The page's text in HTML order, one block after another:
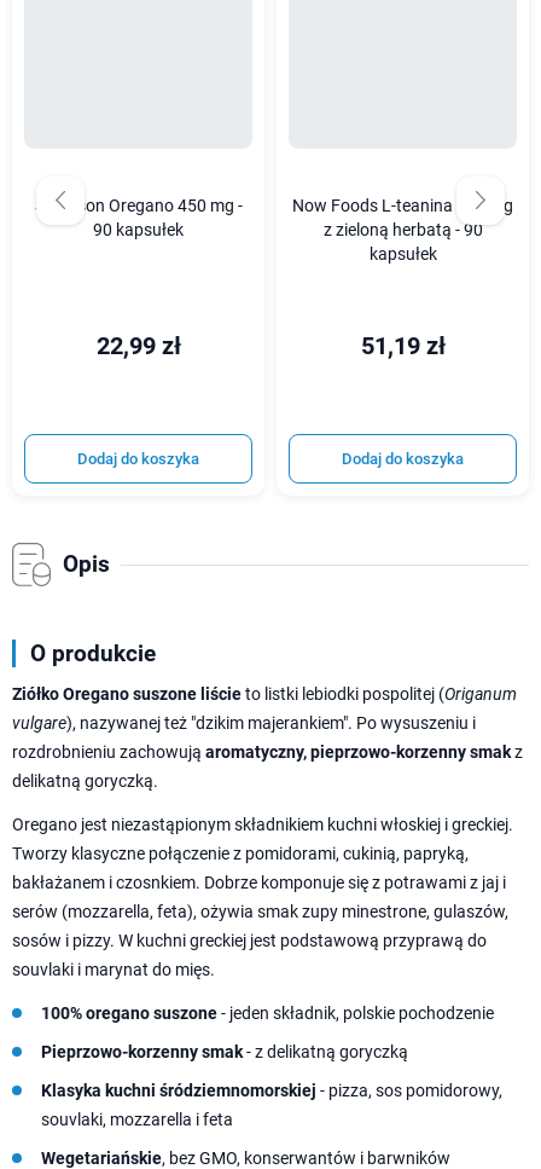
Swanson Oregano 450 mg -
90 kapsułek
22,99 zł
Dodaj do koszyka
Now Foods L-teanina 100 mg
z zieloną herbatą - 90
kapsułek
51,19 zł
Dodaj do koszyka
Opis
O produkcie
Ziółko Oregano suszone liścieto listki lebiodki pospolitej (Origanum
vulgare), nazywanej też "dzikim majerankiem". Po wysuszeniu i
rozdrobnieniu zachowują aromatyczny, pieprzowo-korzenny smakz
delikatną goryczką.
Oregano jest niezastąpionym składnikiem kuchni włoskiej i greckiej.
Tworzy klasyczne połączenie z pomidorami, cukinią, papryką,
bakłażanem i czosnkiem. Dobrze komponuje się z potrawami z jaj i
serów (mozzarella, feta), ożywia smak zupy minestrone, gulaszów,
sosów i pizzy. W kuchni greckiej jest podstawową przyprawą do
souvlaki i marynat do mięs.
100% oregano suszone- jeden składnik, polskie pochodzenie
Pieprzowo-korzenny smak- z delikatną goryczką
Klasyka kuchni śródziemnomorskiej - pizza, sos pomidorowy,
souvlaki, mozzarella i feta
Wegetariańskie, bez GMO, konserwantów i barwników